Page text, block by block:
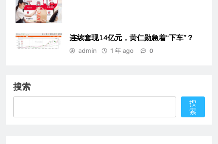
连续套现14亿元，黄仁勋急着“下车”？
admin 1 年 ago 0
搜索
搜
索